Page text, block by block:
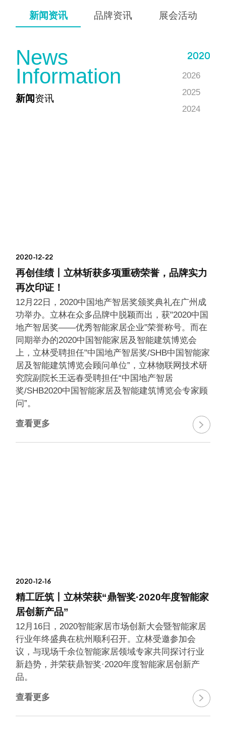
新闻资讯 品牌资讯 展会活动
News
Information
新闻资讯
2020
2026
2025
2024
2020-12-22
再创佳绩丨立林斩获多项重磅荣誉，品牌实力
再次印证！
12月22日，2020中国地产智居奖颁奖典礼在广州成
功举办。立林在众多品牌中脱颖而出，获"2020中国
地产智居奖——优秀智能家居企业”荣誉称号。而在
同期举办的2020中国智能家居及智能建筑博览会
上，立林受聘担任"中国地产智居奖/SHB中国智能家
居及智能建筑博览会顾问单位”，立林物联网技术研
究院副院长王远春受聘担任“中国地产智居
奖/SHB2020中国智能家居及智能建筑博览会专家顾
问”。
查看更多 
2020-12-16
精工匠筑丨立林荣获“鼎智奖·2020年度智能家
居创新产品”
12月16日，2020智能家居市场创新大会暨智能家居
行业年终盛典在杭州顺利召开。立林受邀参加会
议，与现场千余位智能家居领域专家共同探讨行业
新趋势，并荣获鼎智奖·2020年度智能家居创新产
品。
查看更多 